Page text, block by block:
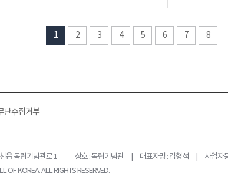
1 2 3 4 5 6 7 8
단수집거부
읍 독립기념관로 1
상호 : 독립기념관 | 대표자명 : 김형석 | 사업자등
OF KOREA. ALL RIGHTS RESERVED.